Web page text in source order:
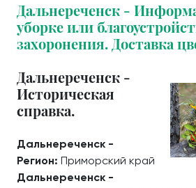
Дальнереченск -
уборке или
захоронения. Доставка
Дальнереченск -
Историческая
справка.
Дальнереченск -
Регион: Приморский край
Дальнереченск -